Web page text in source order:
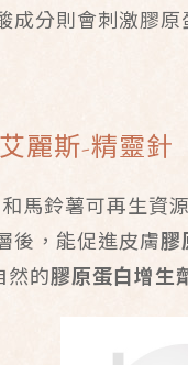
成分則會刺激膠
麗斯-精靈針
和馬鈴薯可再生資
後，能促進皮膚膠
然的膠原蛋白增生